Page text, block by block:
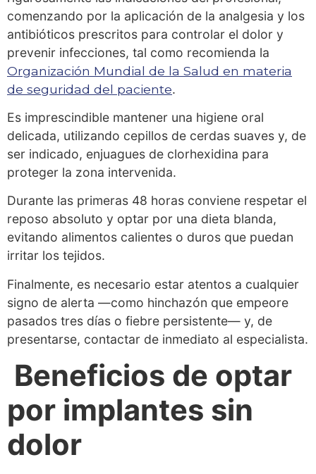
comenzando por la aplicación de la analgesia y los
antibióticos prescritos para controlar el dolor y
prevenir infecciones, tal como recomienda la
Organización Mundial de la Salud en materia
de seguridad del paciente.
Es imprescindible mantener una higiene oral
delicada, utilizando cepillos de cerdas suaves y, de
ser indicado, enjuagues de clorhexidina para
proteger la zona intervenida.
Durante las primeras 48 horas conviene respetar el
reposo absoluto y optar por una dieta blanda,
evitando alimentos calientes o duros que puedan
irritar los tejidos.
Finalmente, es necesario estar atentos a cualquier
signo de alerta —como hinchazón que empeore
pasados tres días o fiebre persistente— y, de
presentarse, contactar de inmediato al especialista.
Beneficios de optar
por implantes sin
dolor